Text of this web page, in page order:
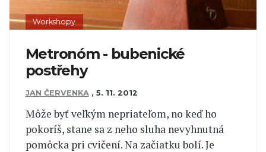
Workshopy
Metronóm - bubenické
postřehy
JAN ČERVENKA , 5. 11. 2012
Môže byť veľkým nepriateľom, no keď ho
pokoríš, stane sa z neho sluha nevyhnutná
pomôcka pri cvičení. Na začiatku bolí. Je